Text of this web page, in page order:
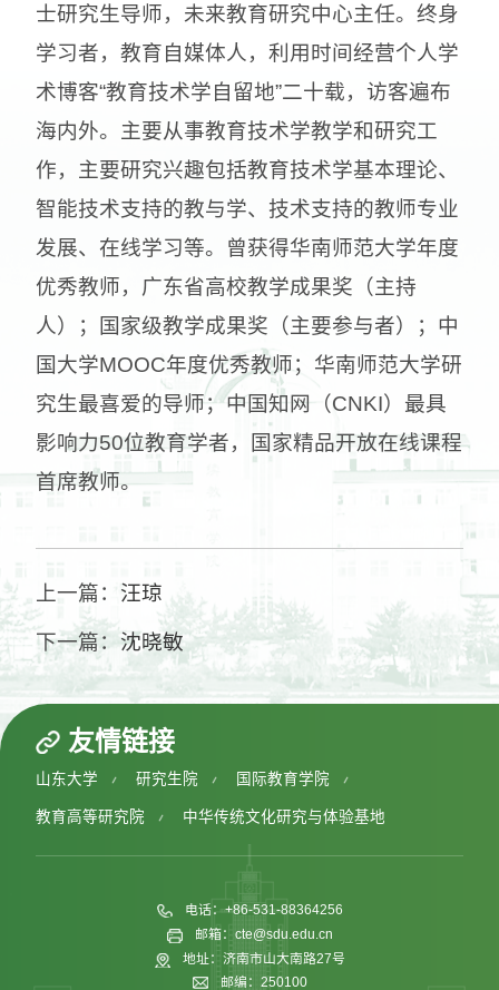
士研究生导师，未来教育研究中心主任。终身
学习者，教育自媒体人，利用时间经营个人学
术博客“教育技术学自留地”二十载，访客遍布
海内外。主要从事教育技术学教学和研究工
作，主要研究兴趣包括教育技术学基本理论、
智能技术支持的教与学、技术支持的教师专业
发展、在线学习等。曾获得华南师范大学年度
优秀教师，广东省高校教学成果奖（主持
人）；国家级教学成果奖（主要参与者）；中
国大学MOOC年度优秀教师；华南师范大学研
究生最喜爱的导师；中国知网（CNKI）最具
影响力50位教育学者，国家精品开放在线课程
首席教师。
上一篇： 汪琼
下一篇：沈晓敏
友情链接
山东大学 研究生院 国际教育学院
教育高等研究院 中华传统文化研究与体验基地
电话：+86-531-88364256
邮箱：cte@sdu.edu.cn
地址：济南市山大南路27号
邮编：250100